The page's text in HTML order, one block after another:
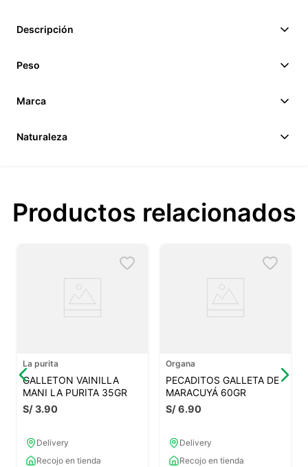
Descripción
Peso
Marca
Naturaleza
Productos relacionados
La purita
GALLETON VAINILLA
MANI LA PURITA 35GR
S/3.90
Delivery
Recojo en tienda
Organa
PECADITOS GALLETA DE
MARACUYÁ 60GR
S/6.90
Delivery
Recojo en tienda